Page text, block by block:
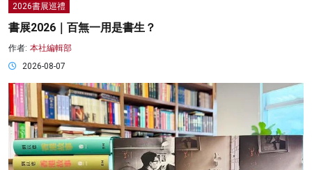
2026書展巡禮
書展2026｜百無一用是書生？
作者: 本社編輯部
2026-08-07